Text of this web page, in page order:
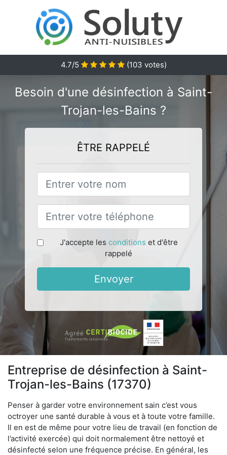
4.7/5 (103 votes)
Besoin d'une désinfection à Saint-
Trojan-les-Bains ?
ÊTRE RAPPELÉ
J'accepte les conditions et d'être
rappelé
Envoyer
Entreprise de désinfection à Saint-
Trojan-les-Bains (17370)
Penser à garder votre environnement sain c’est vous
octroyer une santé durable à vous et à toute votre famille.
Il en est de même pour votre lieu de travail (en fonction de
l’activité exercée) qui doit normalement être nettoyé et
désinfecté selon une fréquence précise. En général, les